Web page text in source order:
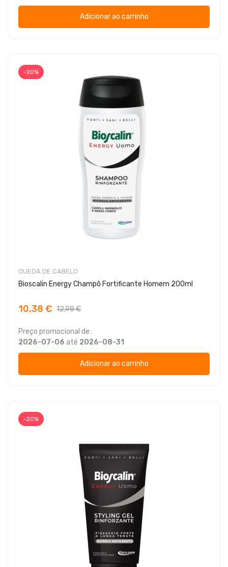
Adicionar ao carrinho
-20%
QUEDA DE CABELO
Bioscalin Energy Champô Fortificante Homem 200ml
10,38 € 12,98 €
Preço promocional de:
2026-07-06 até 2026-08-31
Adicionar ao carrinho
-20%